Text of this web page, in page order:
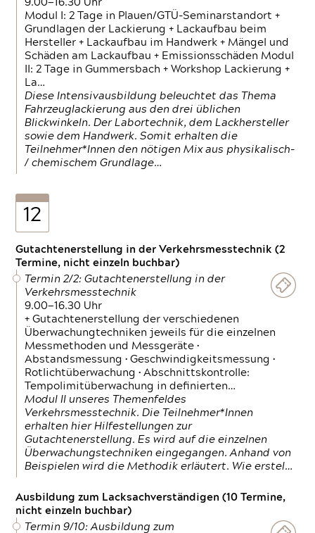
9.00—16.30 Uhr
Modul I: 2 Tage in Plauen/GTÜ-Seminarstandort +
Grundlagen der Lackierung + Lackaufbau beim
Hersteller + Lackaufbau im Handwerk + Mängel und
Schäden am Lackaufbau + Emissionsschäden Modul
II: 2 Tage in Gummersbach + Workshop Lackierung +
La…
Diese Intensivausbildung beleuchtet das Thema
Fahrzeuglackierung aus den drei üblichen
Blickwinkeln. Der Labortechnik, dem Lackhersteller
sowie dem Handwerk. Somit erhalten die
Teilnehmer*Innen den nötigen Mix aus physikalisch-
/ chemischem Grundlage…
12
Gutachtenerstellung in der Verkehrsmesstechnik (2
Termine, nicht einzeln buchbar)
Termin 2/2: Gutachtenerstellung in der
Verkehrsmesstechnik
9.00—16.30 Uhr
+ Gutachtenerstellung der verschiedenen
Überwachungtechniken jeweils für die einzelnen
Messmethoden und Messgeräte •
Abstandsmessung • Geschwindigkeitsmessung •
Rotlichtüberwachung • Abschnittskontrolle:
Tempolimitüberwachung in definierten…
Modul II unseres Themenfeldes
Verkehrsmesstechnik. Die Teilnehmer*Innen
erhalten hier Hilfestellungen zur
Gutachtenerstellung. Es wird auf die einzelnen
Überwachungstechniken eingegangen. Anhand von
Beispielen wird die Methodik erläutert. Wie erstel…
Ausbildung zum Lacksachverständigen (10 Termine,
nicht einzeln buchbar)
Termin 9/10: Ausbildung zum